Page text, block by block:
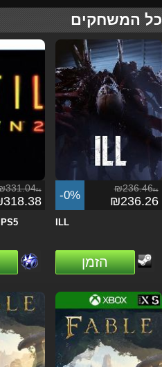
כל המשחקים
ils -0% ₪236.46ils
₪236.26
ILL
הזמן